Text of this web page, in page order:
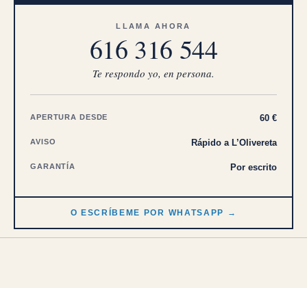
LLAMA AHORA
616 316 544
Te respondo yo, en persona.
APERTURA DESDE 60 €
AVISO Rápido a L’Olivereta
GARANTÍA Por escrito
O ESCRÍBEME POR WHATSAPP →